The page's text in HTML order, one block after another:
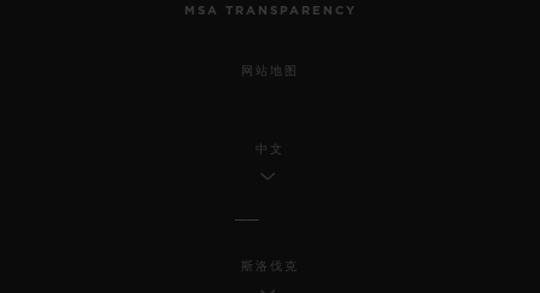
MSA TRANSPARENCY
网站地图
中文
斯洛伐克